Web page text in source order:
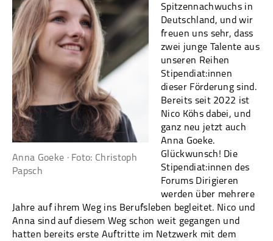
Anna Goeke · Foto: Christoph
Papsch
Spitzennachwuchs in
Deutschland, und wir
freuen uns sehr, dass
zwei junge Talente aus
unseren Reihen
Stipendiat:innen
dieser Förderung sind.
Bereits seit 2022 ist
Nico Köhs dabei, und
ganz neu jetzt auch
Anna Goeke.
Glückwunsch! Die
Stipendiat:innen des
Forums Dirigieren
werden über mehrere
Jahre auf ihrem Weg ins Berufsleben begleitet. Nico und
Anna sind auf diesem Weg schon weit gegangen und
hatten bereits erste Auftritte im Netzwerk mit dem